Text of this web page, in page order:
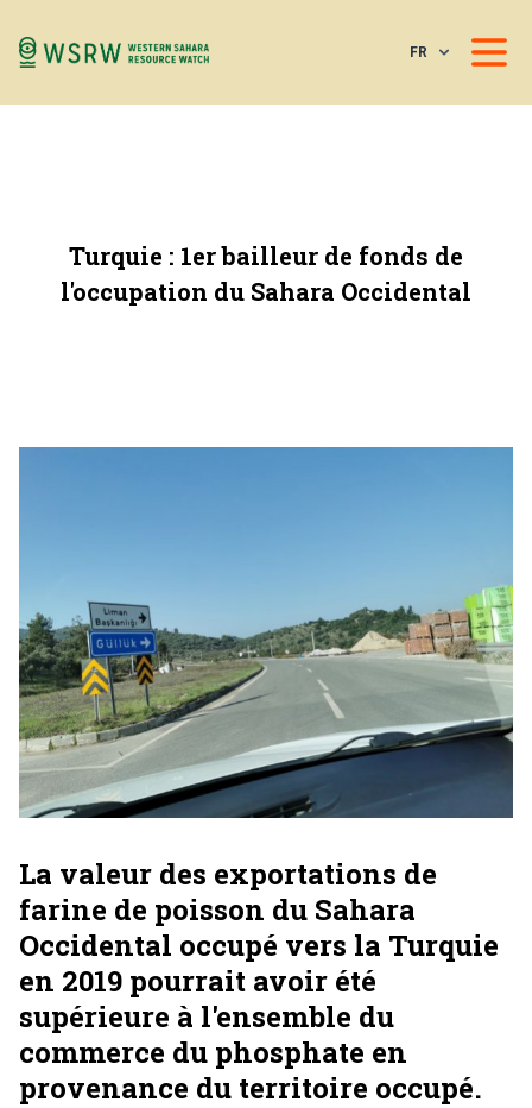
FR
Turquie : 1er bailleur de fonds de
l'occupation du Sahara Occidental
La valeur des exportations de
farine de poisson du Sahara
Occidental occupé vers la Turquie
en 2019 pourrait avoir été
supérieure à l'ensemble du
commerce du phosphate en
provenance du territoire occupé.